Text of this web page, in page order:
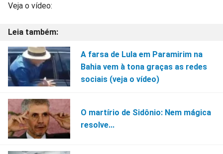
Veja o vídeo:
A farsa de Lula em Paramirim na
Bahia vem à tona graças as redes
sociais (veja o vídeo)
O martírio de Sidônio: Nem mágica
resolve...